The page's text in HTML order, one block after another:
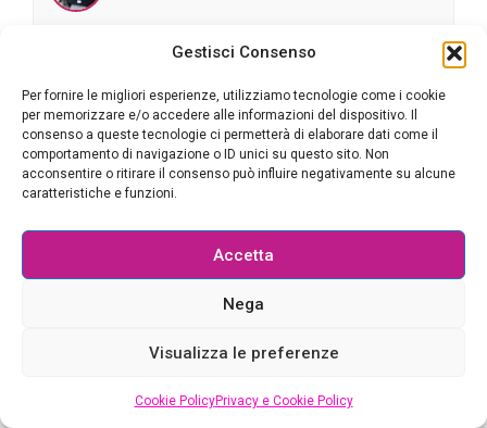
Gestisci Consenso
Per fornire le migliori esperienze, utilizziamo tecnologie come i cookie
per memorizzare e/o accedere alle informazioni del dispositivo. Il
consenso a queste tecnologie ci permetterà di elaborare dati come il
comportamento di navigazione o ID unici su questo sito. Non
acconsentire o ritirare il consenso può influire negativamente su alcune
caratteristiche e funzioni.
Accetta
Nega
Visualizza le preferenze
Cookie PolicyPrivacy e Cookie Policy
29 Maggio 2018
AGGIUNGIMI SUI NEWSREADER